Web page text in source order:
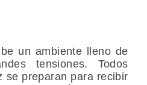
un ambiente lleno de
tensiones. Todos
se preparan para recibir